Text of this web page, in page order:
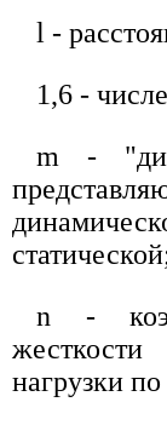
l -
1,6 -
m -
n -
нагрузки